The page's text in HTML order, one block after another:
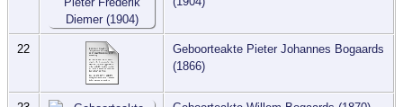
22
Geboorteakte Pieter Johannes Bogaards
(1866)